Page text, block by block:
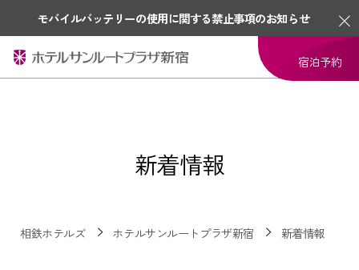
モバイルバッテリーの使用に関する禁止事項のお知らせ
宿泊予約
新着情報
相鉄ホテルズ ホテルサンルートプラザ新宿 新着情報